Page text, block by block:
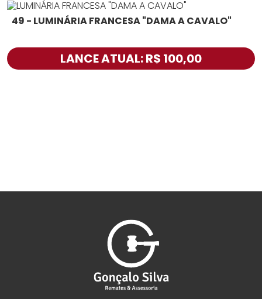
49 - LUMINÁRIA FRANCESA "DAMA A CAVALO"
LANCE ATUAL: R$ 100,00